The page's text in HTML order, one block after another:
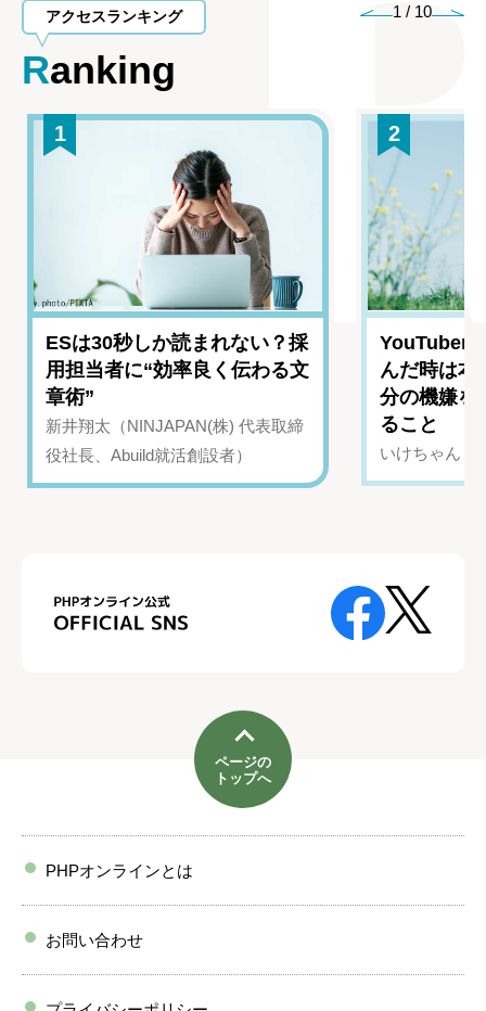
アクセスランキング
Ranking
1 / 10
1
ESは30秒しか読まれない？採
用担当者に“効率良く伝わる文
章術”
新井翔太（NINJAPAN(株) 代表取締
役社長、Abuild就活創設者）
2
YouTuber
んだ時は
分の機嫌を
ること
いけちゃん（
ページの
トップへ
PHPオンラインとは
お問い合わせ